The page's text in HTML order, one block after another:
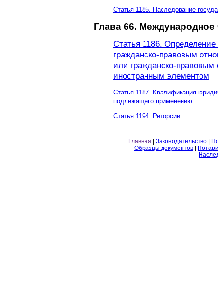
Статья 1185. Наследование
Глава 66. Международное
Статья 1186.
гражданско-правовым
или гражданско-
иностранным элементом
Статья 1187. Квалификация
подлежащего применению
Статья 1194. Реторсии
Главная Законодательство|
Образцы документов